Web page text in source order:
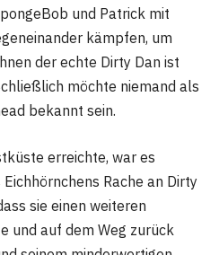
und Patrick mit
kämpfen, um
der echte Dirty Dan ist
möchte niemand als
bekannt sein.
erreichte, war es
Rache an Dirty
sie einen weiteren
und auf dem Weg zurück